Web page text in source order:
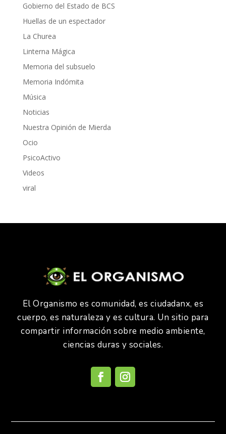
Gobierno del Estado de BCS
Huellas de un espectador
La Churea
Linterna Mágica
Memoria del subsuelo
Memoria Indómita
Música
Noticias
Nuestra Opinión de Mierda
Ocio
PsicoActivo
Videos
viral
El Organismo es comunidad, es ciudadanx, es
cuerpo, es naturaleza y es cultura. Un sitio para
compartir información sobre medio ambiente,
ciencias duras y sociales.